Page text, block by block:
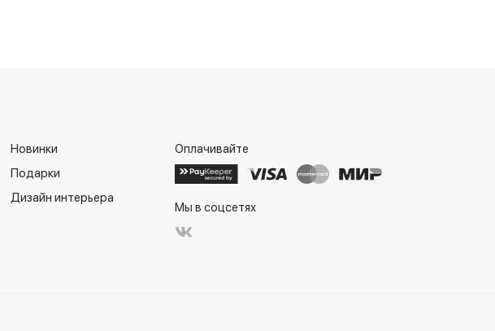
Новинки
Подарки
Дизайн интерьера
Оплачивайте
Мы в соцсетях